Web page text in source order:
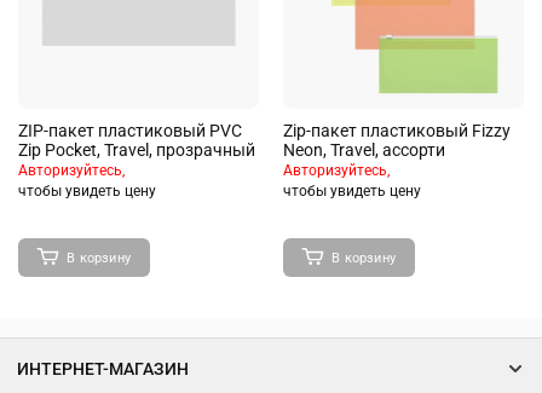
ZIP-пакет пластиковый PVC
Zip Pocket, Travel, прозрачный
Авторизуйтесь,
чтобы увидеть цену
В корзину
Zip-пакет пластиковый Fizzy
Neon, Travel, ассорти
Авторизуйтесь,
чтобы увидеть цену
В корзину
ИНТЕРНЕТ-МАГАЗИН